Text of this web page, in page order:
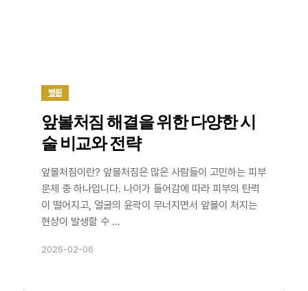
병원
앞볼처짐 해결을 위한 다양한 시
술 비교와 전략
앞볼처짐이란? 앞볼처짐은 많은 사람들이 고민하는 피부
문제 중 하나입니다. 나이가 들어감에 따라 피부의 탄력
이 떨어지고, 얼굴의 윤곽이 무너지면서 앞볼이 처지는
현상이 발생할 수 ...
2026-02-06